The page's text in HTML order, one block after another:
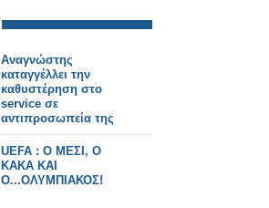
Αναγνώστης
καταγγέλλει την
καθυστέρηση στο
service σε
αντιπροσωπεία της
Chevrolet
UEFA : Ο ΜΕΣΙ, Ο
ΚΑΚΑ ΚΑΙ
Ο...ΟΛΥΜΠΙΑΚΟΣ!